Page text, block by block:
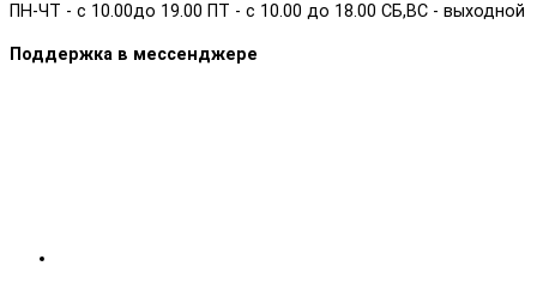
ПН-ЧТ - с 10.00до 19.00 ПТ - с 10.00 до 18.00 СБ,ВС - выходной
Поддержка в мессенджере